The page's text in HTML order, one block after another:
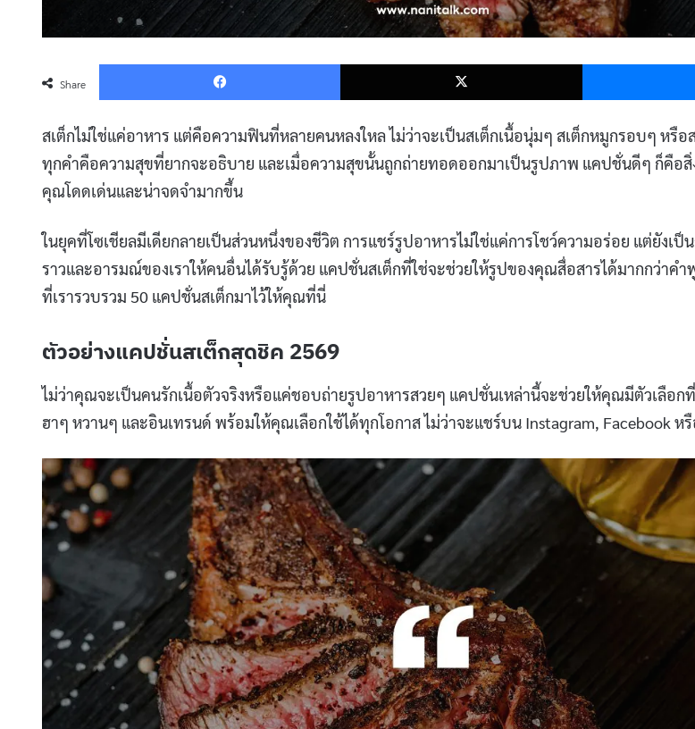
Share
Facebook X
สเต็กไม่ใช่แค่อาหาร แต่คือความฟินที่หลายคนหลงใหล ไม่ว่าจะเป็นสเต็กเนื้อนุ่มๆ สเต็กหมูกรอบๆ หรือ
ทุกคำคือความสุขที่ยากจะอธิบาย และเมื่อความสุขนั้นถูกถ่ายทอดออกมาเป็นรูปภาพ แคปชั่นดีๆ ก็คือสิ่
คุณโดดเด่นและน่าจดจำมากขึ้น
ในยุคที่โซเชียลมีเดียกลายเป็นส่วนหนึ่งของชีวิต การแชร์รูปอาหารไม่ใช่แค่การโชว์ความอร่อย แต่ยังเป็น
ราวและอารมณ์ของเราให้คนอื่นได้รับรู้ด้วย แคปชั่นสเต็กที่ใช่จะช่วยให้รูปของคุณสื่อสารได้มากกว่าค
ที่เรารวบรวม 50 แคปชั่นสเต็กมาไว้ให้คุณที่นี่
ตัวอย่างแคปชั่นสเต็กสุดชิค 2569
ไม่ว่าคุณจะเป็นคนรักเนื้อตัวจริงหรือแค่ชอบถ่ายรูปอาหารสวยๆ แคปชั่นเหล่านี้จะช่วยให้คุณมีตัวเลือก
ฮาๆ หวานๆ และอินเทรนด์ พร้อมให้คุณเลือกใช้ได้ทุกโอกาส ไม่ว่าจะแชร์บน Instagram, Facebook